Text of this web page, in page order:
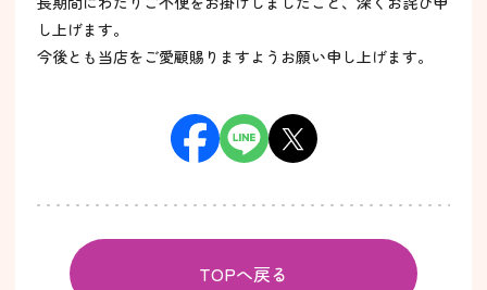
し上げます。
今後とも当店をご愛顧賜りますようお願い申し上げます。
TOPへ戻る